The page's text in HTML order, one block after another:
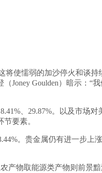
将使懦弱的加沙停火和谈
Joney Goulden）暗示：“
、29.87%。以及市场对
要素。
。贵金属仍有进一步上
物取能源类产物则前景黯